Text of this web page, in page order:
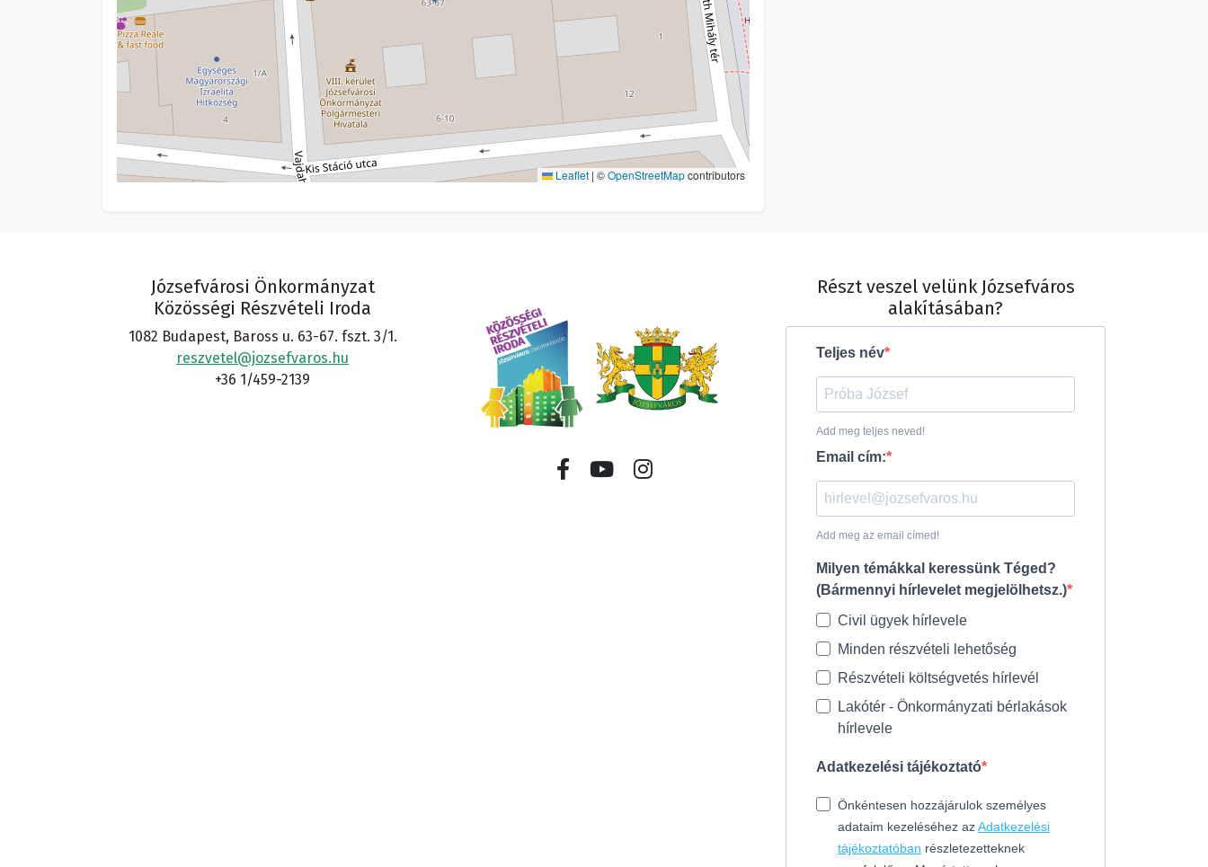
Leaflet | ©OpenStreetMapcontributors
Józsefvárosi Önkormányzat
Közösségi Részvételi Iroda
1082 Budapest, Baross u. 63-67. fszt. 3/1.
reszvetel@jozsefvaros.hu
+36 1/459-2139
Részt veszel velünk Józsefváros
alakításában?
Teljes név
Add meg teljes neved!
Email cím:
Add meg az email címed!
Milyen témákkal keressünk Téged?
(Bármennyi hírlevelet megjelölhetsz.)
Civil ügyek hírlevele
Minden részvételi lehetőség
Részvételi költségvetés hírlevél
Lakótér - Önkormányzati bérlakások
hírlevele
Adatkezelési tájékoztató
Önkéntesen hozzájárulok személyes
adataim kezeléséhez azAdatkezelési
tájékoztatóban részletezetteknek